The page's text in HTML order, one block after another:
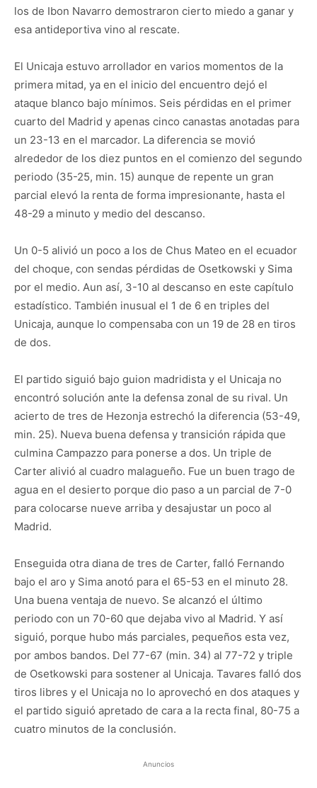
los de Ibon Navarro demostraron cierto miedo a ganar y
esa antideportiva vino al rescate.
El Unicaja estuvo arrollador en varios momentos de la
primera mitad, ya en el inicio del encuentro dejó el
ataque blanco bajo mínimos. Seis pérdidas en el primer
cuarto del Madrid y apenas cinco canastas anotadas para
un 23-13 en el marcador. La diferencia se movió
alrededor de los diez puntos en el comienzo del segundo
periodo (35-25, min. 15) aunque de repente un gran
parcial elevó la renta de forma impresionante, hasta el
48-29 a minuto y medio del descanso.
Un 0-5 alivió un poco a los de Chus Mateo en el ecuador
del choque, con sendas pérdidas de Osetkowski y Sima
por el medio. Aun así, 3-10 al descanso en este capítulo
estadístico. También inusual el 1 de 6 en triples del
Unicaja, aunque lo compensaba con un 19 de 28 en tiros
de dos.
El partido siguió bajo guion madridista y el Unicaja no
encontró solución ante la defensa zonal de su rival. Un
acierto de tres de Hezonja estrechó la diferencia (53-49,
min. 25). Nueva buena defensa y transición rápida que
culmina Campazzo para ponerse a dos. Un triple de
Carter alivió al cuadro malagueño. Fue un buen trago de
agua en el desierto porque dio paso a un parcial de 7-0
para colocarse nueve arriba y desajustar un poco al
Madrid.
Enseguida otra diana de tres de Carter, falló Fernando
bajo el aro y Sima anotó para el 65-53 en el minuto 28.
Una buena ventaja de nuevo. Se alcanzó el último
periodo con un 70-60 que dejaba vivo al Madrid. Y así
siguió, porque hubo más parciales, pequeños esta vez,
por ambos bandos. Del 77-67 (min. 34) al 77-72 y triple
de Osetkowski para sostener al Unicaja. Tavares falló dos
tiros libres y el Unicaja no lo aprovechó en dos ataques y
el partido siguió apretado de cara a la recta final, 80-75 a
cuatro minutos de la conclusión.
Anuncios